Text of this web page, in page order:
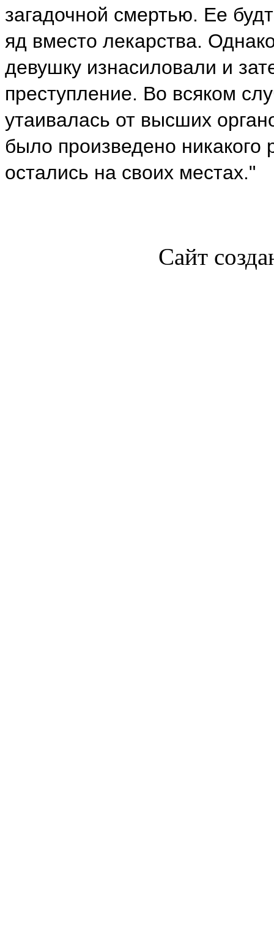
загадочной смертью. Ее
яд вместо лекарства.
девушку изнасиловали и
преступление. Во всяком
утаивалась от высших
было произведено
остались на своих местах."
Сайт